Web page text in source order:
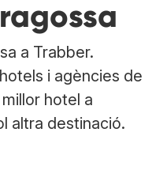
a Trabber.
i agències de
hotel a
altra destinació.